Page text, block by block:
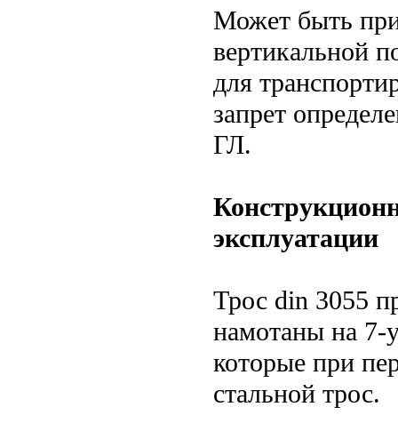
Может быть
вертикальной
для
запрет
ГЛ.
эксплуатации
Трос din 3055
намотаны на
которые при
стальной трос.